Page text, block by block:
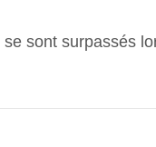
sont surpassés